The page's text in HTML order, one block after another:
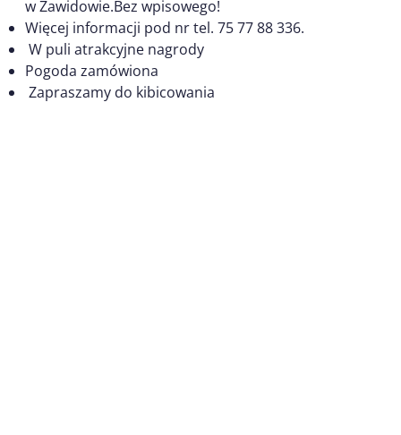
w Zawidowie.Bez wpisowego!
Więcej informacji pod nr tel. 75 77 88 336.
W puli atrakcyjne nagrody
Pogoda zamówiona
Zapraszamy do kibicowania